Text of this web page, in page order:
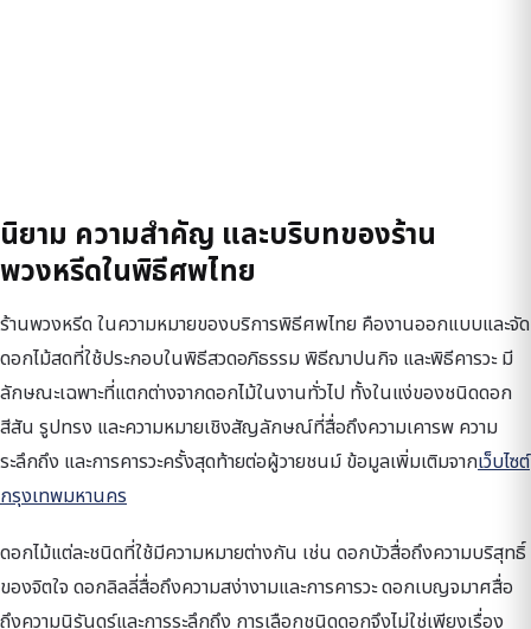
นิยาม ความสำคัญ และบริบทของร้าน
พวงหรีดในพิธีศพไทย
ร้านพวงหรีด ในความหมายของบริการพิธีศพไทย คืองานออกแบบและจัด
ดอกไม้สดที่ใช้ประกอบในพิธีสวดอภิธรรม พิธีฌาปนกิจ และพิธีคารวะ มี
ลักษณะเฉพาะที่แตกต่างจากดอกไม้ในงานทั่วไป ทั้งในแง่ของชนิดดอก
สีสัน รูปทรง และความหมายเชิงสัญลักษณ์ที่สื่อถึงความเคารพ ความ
ระลึกถึง และการคารวะครั้งสุดท้ายต่อผู้วายชนม์ ข้อมูลเพิ่มเติมจากเว็บไซต์
กรุงเทพมหานคร
ดอกไม้แต่ละชนิดที่ใช้มีความหมายต่างกัน เช่น ดอกบัวสื่อถึงความบริสุทธิ์
ของจิตใจ ดอกลิลลี่สื่อถึงความสง่างามและการคารวะ ดอกเบญจมาศสื่อ
ถึงความนิรันดร์และการระลึกถึง การเลือกชนิดดอกจึงไม่ใช่เพียงเรื่อง